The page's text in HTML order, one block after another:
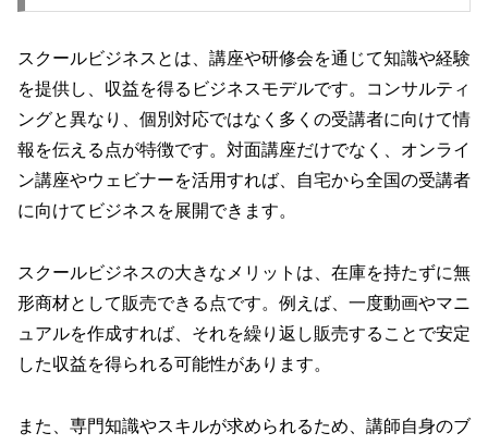
スクールビジネスとは、講座や研修会を通じて知識や経験
を提供し、収益を得るビジネスモデルです。コンサルティ
ングと異なり、個別対応ではなく多くの受講者に向けて情
報を伝える点が特徴です。対面講座だけでなく、オンライ
ン講座やウェビナーを活用すれば、自宅から全国の受講者
に向けてビジネスを展開できます。
スクールビジネスの大きなメリットは、在庫を持たずに無
形商材として販売できる点です。例えば、一度動画やマニ
ュアルを作成すれば、それを繰り返し販売することで安定
した収益を得られる可能性があります。
また、専門知識やスキルが求められるため、講師自身のブ